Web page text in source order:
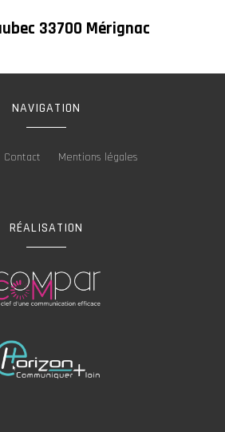
33700 Mérignac
NAVIGATION
Contact Mentions légales
RÉALISATION